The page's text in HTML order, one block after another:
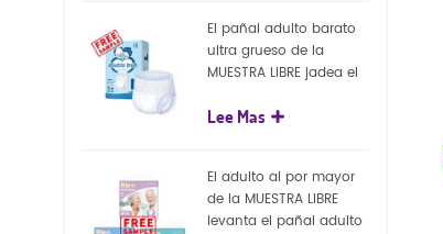
de la naturaleza
El pañal adulto barato
ultra grueso de la
MUESTRA LIBRE jadea el
para el adulto
Lee Mas
El adulto al por mayor
de la MUESTRA LIBRE
levanta el pañal adulto